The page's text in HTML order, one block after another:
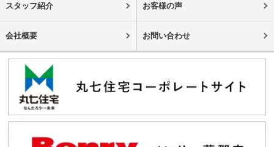
スタッフ紹介 お客様の声
会社概要 お問い合わせ